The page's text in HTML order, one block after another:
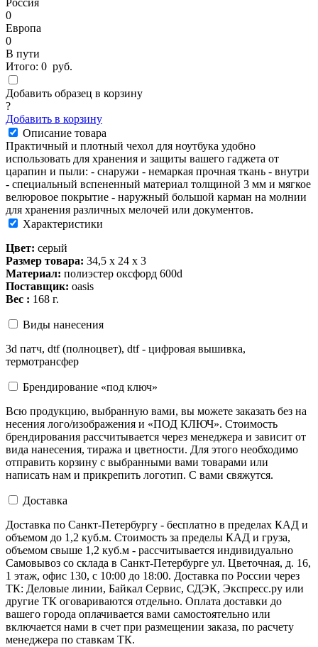
0
Европа
0
В пути
Итого: 0 руб.
Добавить образец в корзину
?
Добавить в корзину
Описание товара
Практичный и плотный чехол для ноутбука удобно
использовать для хранения и защиты вашего гаджета от
царапин и пыли: - снаружи - немаркая прочная ткань - внутри
- специальный вспененный материал толщиной 3 мм и мягкое
велюровое покрытие - наружный большой карман на молнии
для хранения различных мелочей или документов.
Характеристики
Цвет: серый
Размер товара: 34,5 х 24 х 3
Материал: полиэстер оксфорд 600d
Поставщик: oasis
Вес : 168 г.
Виды нанесения
3d патч, dtf (полноцвет), dtf - цифровая вышивка,
термотрансфер
Брендирование «под ключ»
Всю продукцию, выбранную вами, вы можете заказать без на
несения лого/изображения и «ПОД КЛЮЧ». Стоимость
брендирования рассчитывается через менеджера и зависит от
вида нанесения, тиража и цветности. Для этого необходимо
отправить корзину с выбранными вами товарами или
написать нам и прикрепить логотип. С вами свяжутся.
Доставка
Доставка по Санкт-Петербургу - бесплатно в пределах КАД и
объемом до 1,2 куб.м. Стоимость за пределы КАД и груза,
объемом свыше 1,2 куб.м - рассчитывается индивидуально
Самовывоз со склада в Санкт-Петербурге ул. Цветочная, д. 16,
1 этаж, офис 130, с 10:00 до 18:00. Доставка по России через
ТК: Деловые линии, Байкал Сервис, СДЭК, Экспресс.ру или
другие ТК оговариваются отдельно. Оплата доставки до
вашего города оплачивается вами самостоятельно или
включается нами в счет при размещении заказа, по расчету
менеджера по ставкам ТК.